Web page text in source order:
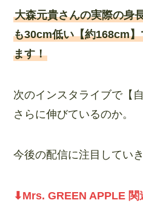
大森元貴さんの実際の身
も30cm低い【約168cm
ます！
次のインスタライブで【
さらに伸びているのか。
今後の配信に注目していき
⬇︎Mrs. GREEN APPLE 関